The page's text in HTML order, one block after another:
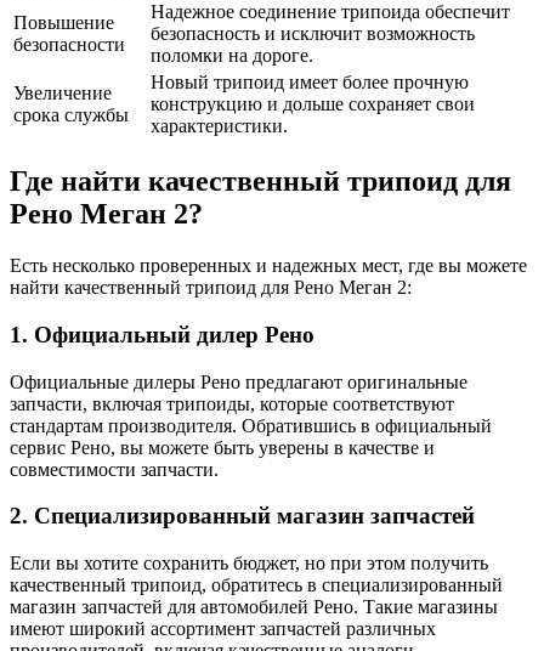
Повышение
безопасности
Надежное соединение трипоида обеспечит
безопасность и исключит возможность
поломки на дороге.
Увеличение
срока службы
Новый трипоид имеет более прочную
конструкцию и дольше сохраняет свои
характеристики.
Где найти качественный трипоид для
Рено Меган 2?
Есть несколько проверенных и надежных мест, где вы можете
найти качественный трипоид для Рено Меган 2:
1. Официальный дилер Рено
Официальные дилеры Рено предлагают оригинальные
запчасти, включая трипоиды, которые соответствуют
стандартам производителя. Обратившись в официальный
сервис Рено, вы можете быть уверены в качестве и
совместимости запчасти.
2. Специализированный магазин запчастей
Если вы хотите сохранить бюджет, но при этом получить
качественный трипоид, обратитесь в специализированный
магазин запчастей для автомобилей Рено. Такие магазины
имеют широкий ассортимент запчастей различных